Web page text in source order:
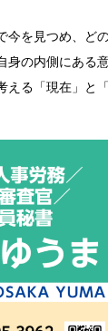
今を見つめ、ど
身の内側にある
える「現在」と